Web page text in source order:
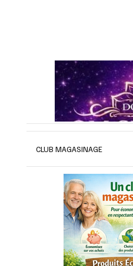
CLUB MAGASINAGE